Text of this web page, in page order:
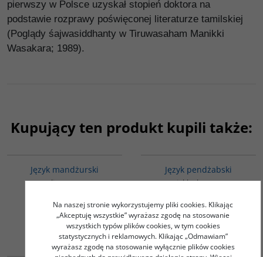
pierwszy w Polsce uzyskał stopień doktora na
podstawie rozprawy poświęconej literaturze tamilskiej
(Poglądy śajwasiddhanty w Tiruwasaham Manikki
Wasakara; 1989).
Kupujący ten produkt kupili także:
Język mandżurski
Tulisow Jerzy
ZOBACZ
Język pendżabski
Sieklucka Anna
ZOBACZ
G549
Na naszej stronie wykorzystujemy pliki cookies. Klikając
„Akceptuję wszystkie” wyrażasz zgodę na stosowanie
wszystkich typów plików cookies, w tym cookies
statystycznych i reklamowych. Klikając „Odmawiam”
wyrażasz zgodę na stosowanie wyłącznie plików cookies